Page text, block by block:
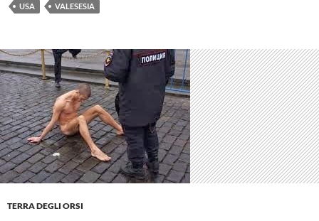
USA
VALESESIA
TERRA DEGLI ORSI